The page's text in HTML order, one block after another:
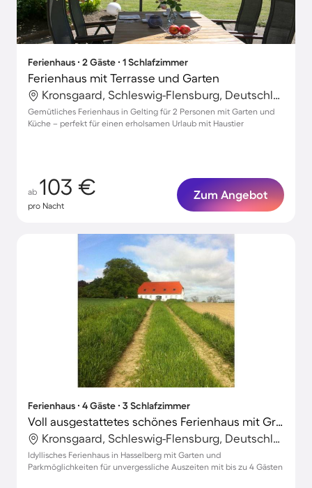
Ferienhaus ∙ 2 Gäste ∙ 1 Schlafzimmer
Ferienhaus mit Terrasse und Garten
Kronsgaard, Schleswig-Flensburg, Deutschland
Gemütliches Ferienhaus in Gelting für 2 Personen mit Garten und
Küche – perfekt für einen erholsamen Urlaub mit Haustier
ab 103 €
pro Nacht
Zum Angebot
Ferienhaus ∙ 4 Gäste ∙ 3 Schlafzimmer
Voll ausgestattetes schönes Ferienhaus mit Grill, Terrasse und Garten | Hunde erlaubt
Kronsgaard, Schleswig-Flensburg, Deutschland
Idyllisches Ferienhaus in Hasselberg mit Garten und
Parkmöglichkeiten für unvergessliche Auszeiten mit bis zu 4 Gästen